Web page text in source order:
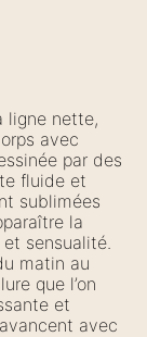
ligne nette,
avec
par des
fluide et
sublimées
la
sensualité.
matin au
que l’on
et
avec